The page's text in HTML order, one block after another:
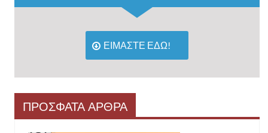
ΕΙΜΑΣΤΕ ΕΔΩ!
ΠΡΟΣΦΑΤΑ ΑΡΘΡΑ